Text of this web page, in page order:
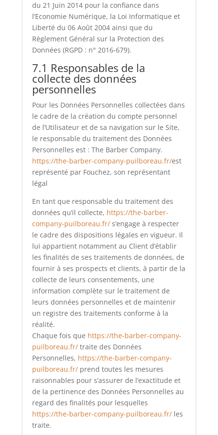
du 21 Juin 2014 pour la confiance dans
l’Economie Numérique, la Loi Informatique et
Liberté du 06 Août 2004 ainsi que du
Règlement Général sur la Protection des
Données (RGPD : n° 2016-679).
7.1 Responsables de la
collecte des données
personnelles
Pour les Données Personnelles collectées dans
le cadre de la création du compte personnel
de l’Utilisateur et de sa navigation sur le Site,
le responsable du traitement des Données
Personnelles est : The Barber Company.
https://the-barber-company-puilboreau.fr/est
représenté par Fouchez, son représentant
légal
En tant que responsable du traitement des
données qu’il collecte, https://the-barber-
company-puilboreau.fr/s’engage à respecter
le cadre des dispositions légales en vigueur. Il
lui appartient notamment au Client d’établir
les finalités de ses traitements de données, de
fournir à ses prospects et clients, à partir de la
collecte de leurs consentements, une
information complète sur le traitement de
leurs données personnelles et de maintenir
un registre des traitements conforme à la
réalité.
Chaque fois que https://the-barber-company-
puilboreau.fr/traite des Données
Personnelles, https://the-barber-company-
puilboreau.fr/prend toutes les mesures
raisonnables pour s’assurer de l’exactitude et
de la pertinence des Données Personnelles au
regard des finalités pour lesquelles
https://the-barber-company-puilboreau.fr/les
traite.